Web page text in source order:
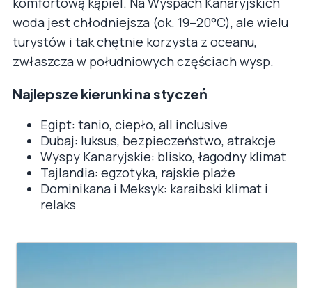
woda jest chłodniejsza (ok. 19–20°C), ale wielu
turystów i tak chętnie korzysta z oceanu,
zwłaszcza w południowych częściach wysp.
Najlepsze kierunki na styczeń
Egipt: tanio, ciepło, all inclusive
Dubaj: luksus, bezpieczeństwo, atrakcje
Wyspy Kanaryjskie: blisko, łagodny klimat
Tajlandia: egzotyka, rajskie plaże
Dominikana i Meksyk: karaibski klimat i
relaks